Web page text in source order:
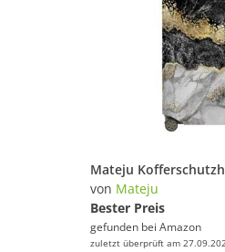
von Mateju
Bester Preis
gefunden bei Amazon
zuletzt überprüft am